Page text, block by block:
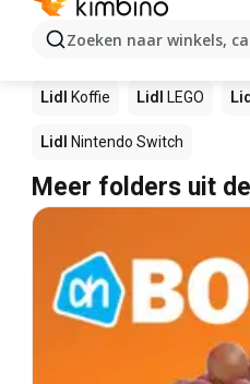
Zoeken naar winkels,
Andere producten
Lidl Lidl
Lidl Koffie Lidl LEGO Lidl
Lidl Nintendo Switch
Meer folders uit